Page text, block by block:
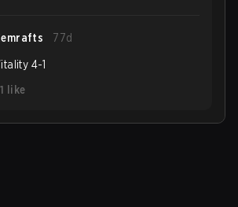
77d
4-1
1
like